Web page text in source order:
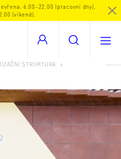
6.00–22.00 (pracovní dny),
(víkend).
STRUKTURA